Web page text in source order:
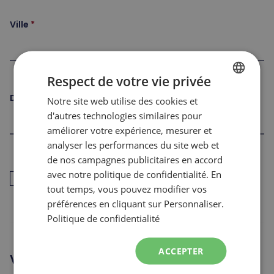
Ville
Date de naissance
J’ai déjà travaillé pour les Sommets dans les 12
derniers mois (retour au travail)
Vous cherchez un emploi
Respect de votre vie privée
Notre site web utilise des cookies et
d'autres technologies similaires pour
améliorer votre expérience, mesurer et
analyser les performances du site web et
de nos campagnes publicitaires en accord
avec notre politique de confidentialité. En
tout temps, vous pouvez modifier vos
préférences en cliquant sur Personnaliser.
Politique de confidentialité
ACCEPTER